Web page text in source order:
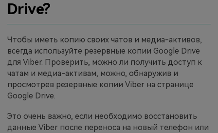
Drivе?
Чтобы иметь копию своих чатов и медиа-активов,
всегда используйте резервные копии Google Drive
для Viber. Проверить, можно ли получить доступ к
чатам и медиа-активам, можно, обнаружив и
просмотрев резервные копии Viber на странице
Google Drive.
Это очень важно, если необходимо восстановить
данные Viber после переноса на новый телефон или